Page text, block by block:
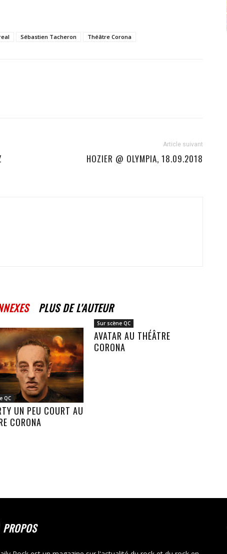
Sébastien Tacheron Théâtre Corona
Article suivant
HOZIER @ OLYMPIA, 18.09.2018
PLUS DE L'AUTEUR
QC
UN PEU COURT AU
CORONA
Sur scène QC
AVATAR AU THÉÂTRE
CORONA